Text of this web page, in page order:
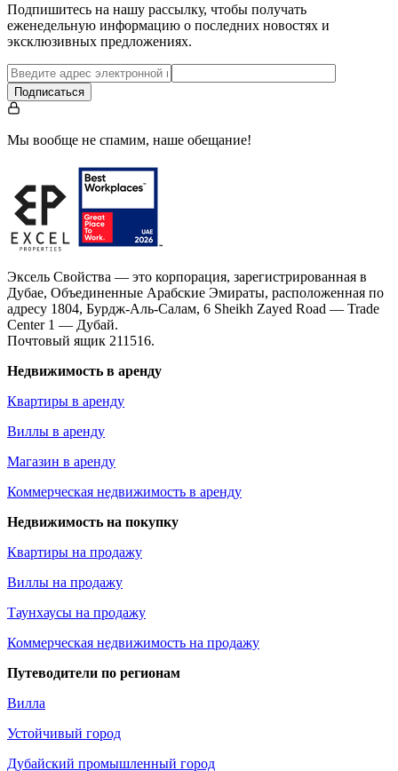
Подпишитесь на нашу рассылку, чтобы получать
еженедельную информацию о последних новостях и
эксклюзивных предложениях.
Подписаться
Мы вообще не спамим, наше обещание!
Эксель Свойства — это корпорация, зарегистрированная в
Дубае, Объединенные Арабские Эмираты, расположенная по
адресу 1804, Бурдж-Аль-Салам, 6 Sheikh Zayed Road — Trade
Center 1 — Дубай.
Почтовый ящик 211516.
Недвижимость в аренду
Квартиры в аренду
Виллы в аренду
Магазин в аренду
Коммерческая недвижимость в аренду
Недвижимость на покупку
Квартиры на продажу
Виллы на продажу
Таунхаусы на продажу
Коммерческая недвижимость на продажу
Путеводители по регионам
Вилла
Устойчивый город
Дубайский промышленный город